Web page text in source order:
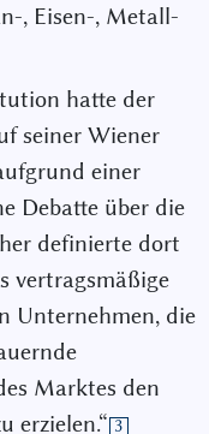
, Eisen-, Metall-
hatte der
seiner Wiener
einer
Debatte über die
definierte dort
vertragsmäßige
Unternehmen, die
Marktes den
erzielen.“ 3